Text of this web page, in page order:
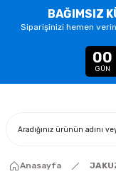
BAĞIMSIZ
Siparişinizi hemen
00
GÜN
Anasayfa